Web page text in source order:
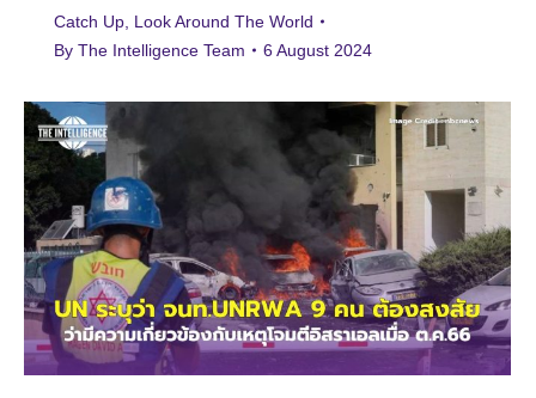
Catch Up Look Around The World
By The Intelligence Team 6 August 2024